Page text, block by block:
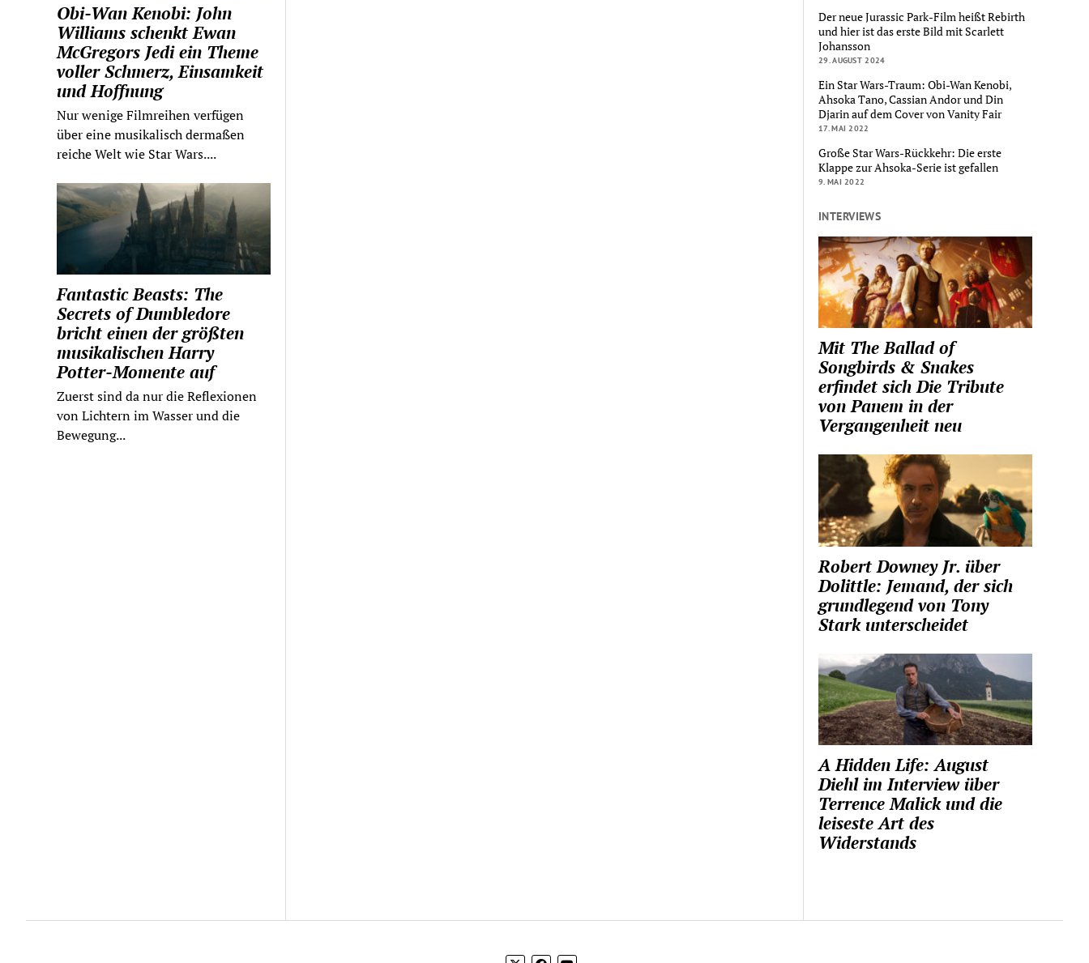
Obi-Wan Kenobi: John
Williams schenkt Ewan
McGregors Jedi ein Theme
voller Schmerz, Einsamkeit
und Hoffnung
Nur wenige Filmreihen verfügen
über eine musikalisch dermaßen
reiche Welt wie Star Wars....
Fantastic Beasts: The
Secrets of Dumbledore
bricht einen der größten
musikalischen Harry
Potter-Momente auf
Zuerst sind da nur die Reflexionen
von Lichtern im Wasser und die
Bewegung...
Der neue Jurassic Park-Film heißt Rebirth
und hier ist das erste Bild mit Scarlett
Johansson
29. AUGUST 2024
Ein Star Wars-Traum: Obi-Wan Kenobi,
Ahsoka Tano, Cassian Andor und Din
Djarin auf dem Cover von Vanity Fair
17. MAI 2022
Große Star Wars-Rückkehr: Die erste
Klappe zur Ahsoka-Serie ist gefallen
9. MAI 2022
INTERVIEWS
Mit The Ballad of
Songbirds & Snakes
erfindet sich Die Tribute
von Panem in der
Vergangenheit neu
Robert Downey Jr. über
Dolittle: Jemand, der sich
grundlegend von Tony
Stark unterscheidet
A Hidden Life: August
Diehl im Interview über
Terrence Malick und die
leiseste Art des
Widerstands